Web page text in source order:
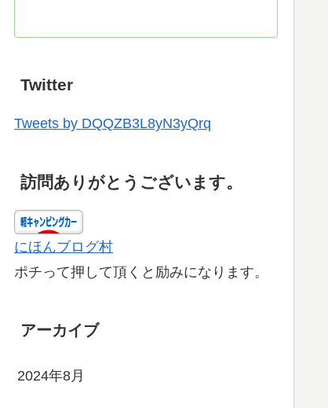
Twitter
Tweets by DQQZB3L8yN3yQrq
訪問ありがとうございます。
にほんブログ村
ポチって押して頂くと励みになります。
アーカイブ
2024年8月